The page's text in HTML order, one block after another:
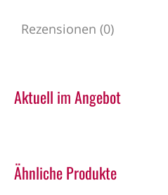
Rezensionen (0)
Aktuell im Angebot
Ähnliche Produkte